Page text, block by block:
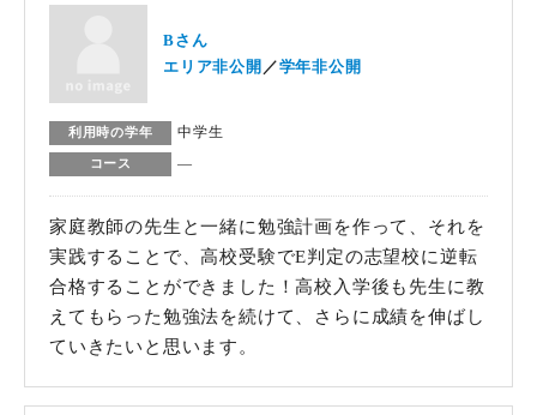
Bさん
エリア非公開
学年非公開
利用時の学年 中学生
コース ―
家庭教師の先生と一緒に勉強計画を作って、それを
実践することで、高校受験でE判定の志望校に逆転
合格することができました！高校入学後も先生に教
えてもらった勉強法を続けて、さらに成績を伸ばし
ていきたいと思います。